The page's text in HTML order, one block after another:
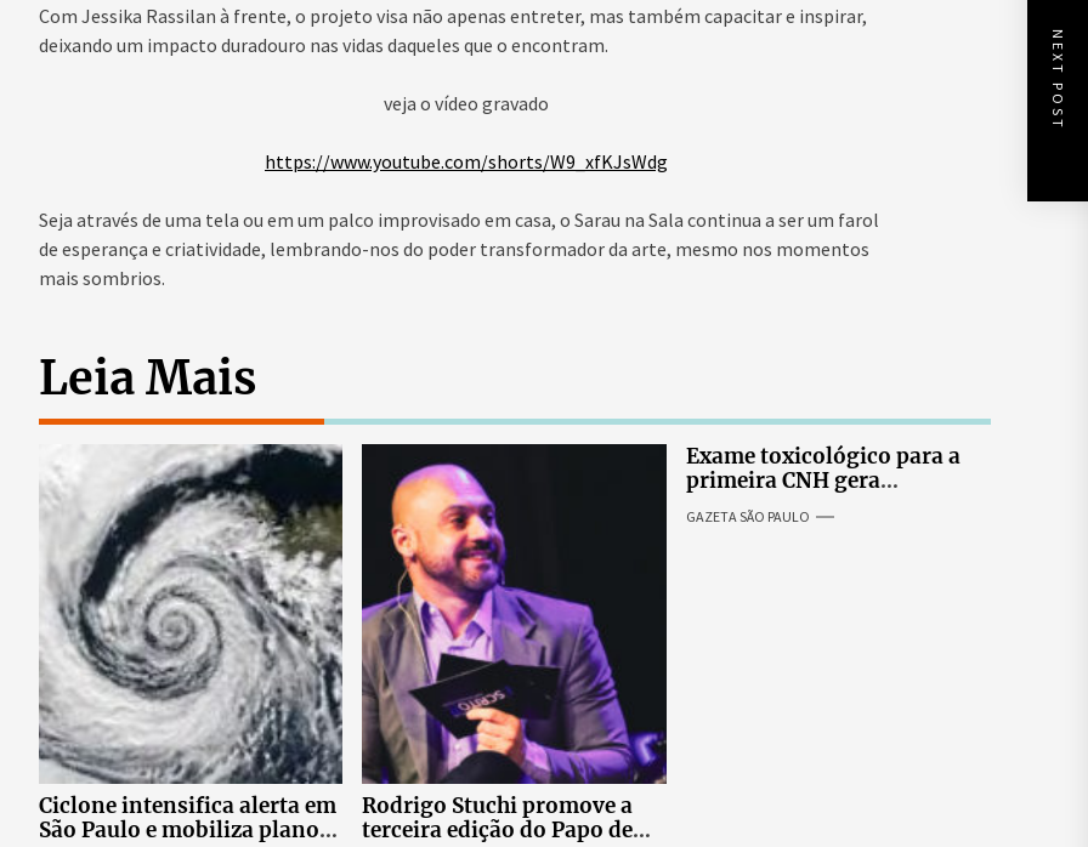
Com Jessika Rassilan à frente, o projeto visa não apenas entreter, mas também capacitar e inspirar,
deixando um impacto duradouro nas vidas daqueles que o encontram.
veja o vídeo gravado
https://www.youtube.com/shorts/W9_xfKJsWdg
Seja através de uma tela ou em um palco improvisado em casa, o Sarau na Sala continua a ser um farol
de esperança e criatividade, lembrando-nos do poder transformador da arte, mesmo nos momentos
mais sombrios.
NEXT POST
Leia Mais
Ciclone intensifica alerta em
São Paulo e mobiliza plano
Rodrigo Stuchi promove a
terceira edição do Papo de
Exame toxicológico para a
primeira CNH gera
denúncias de cortes
excessivos de cabelo e
GAZETA SÃO PAULO